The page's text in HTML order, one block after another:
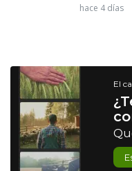
hace 4 días
El